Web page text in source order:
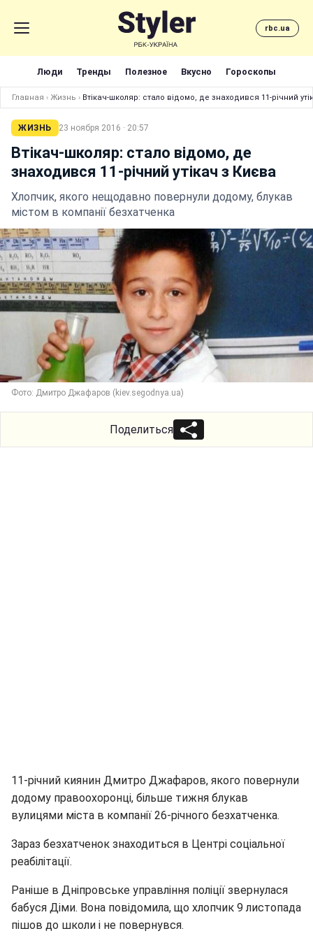
rbc.ua
Люди Тренды Полезное Вкусно Гороскопы
Главная › Жизнь › Втікач-школяр: стало відомо, де знаходився 11-річний
ЖИЗНЬ 23 ноября 2016 · 20:57
Втікач-школяр: стало відомо, де
знаходився 11-річний утікач з Києва
Хлопчик, якого нещодавно повернули додому, блукав
містом в компанії безхатченка
Фото: Дмитро Джафаров (kiev.segodnya.ua)
Поделиться
11-річний киянин Дмитро Джафаров, якого повернули
додому правоохоронці, більше тижня блукав
вулицями міста в компанії 26-річного безхатченка.
Зараз безхатченок знаходиться в Центрі соціальної
реабілітації.
Раніше в Дніпровське управління поліції звернулася
бабуся Діми. Вона повідомила, що хлопчик 9 листопада
пішов до школи і не повернувся.